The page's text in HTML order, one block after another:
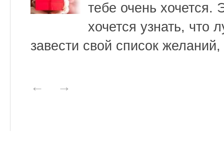
тебе очень
хочется узнать, что
завести свой список
← →